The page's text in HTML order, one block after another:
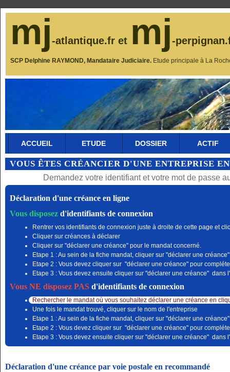
mj-atlantique.fr et mj-
SCP Delphine RAYMOND, Mandataire Judiciaire. Etude principale à La
ACCUEIL ETUDE DOSSIER ACTIF
VOUS ÊTES CRÉANCIER D'UNE ENTREPRISE
Demandez votre identifiant et votre mot de passe
Déclaration d'une créance en ligne
Vous disposezd'identifiants de connexion
Rentrer vos identifiants de connexion juste à droite de cette page et
Cliquer sur créances à déclarer
Cliquer sur "déclarer une créance" pour le mandat concerné.
Etape 1 : Au sein de la fiche mandat, cliquer sur "déclarer une créance"
Etape 2 : Vous devez cliquer sur "déclarer une créance" pour
Etape 3 : Vous devez ensuite cliquer sur "déclarer une créance" dans
Vous NE disposez PASd'identifiants de connexion
Rechercher le mandat où vous souhaitez déclarer une créance en
Une fois le mandat trouvé, cliquer sur le nom de l'entreprise
Etape 1 : Au sein de la fiche mandat, cliquer sur "déclarer une créance"
Etape 2 : Vous devez cliquer sur "déclarer une créance" pour
Etape 3 : Vous devez ensuite cliquer sur "déclarer une créance" dans
Déclaration d'une créance par voie postale en recommandé